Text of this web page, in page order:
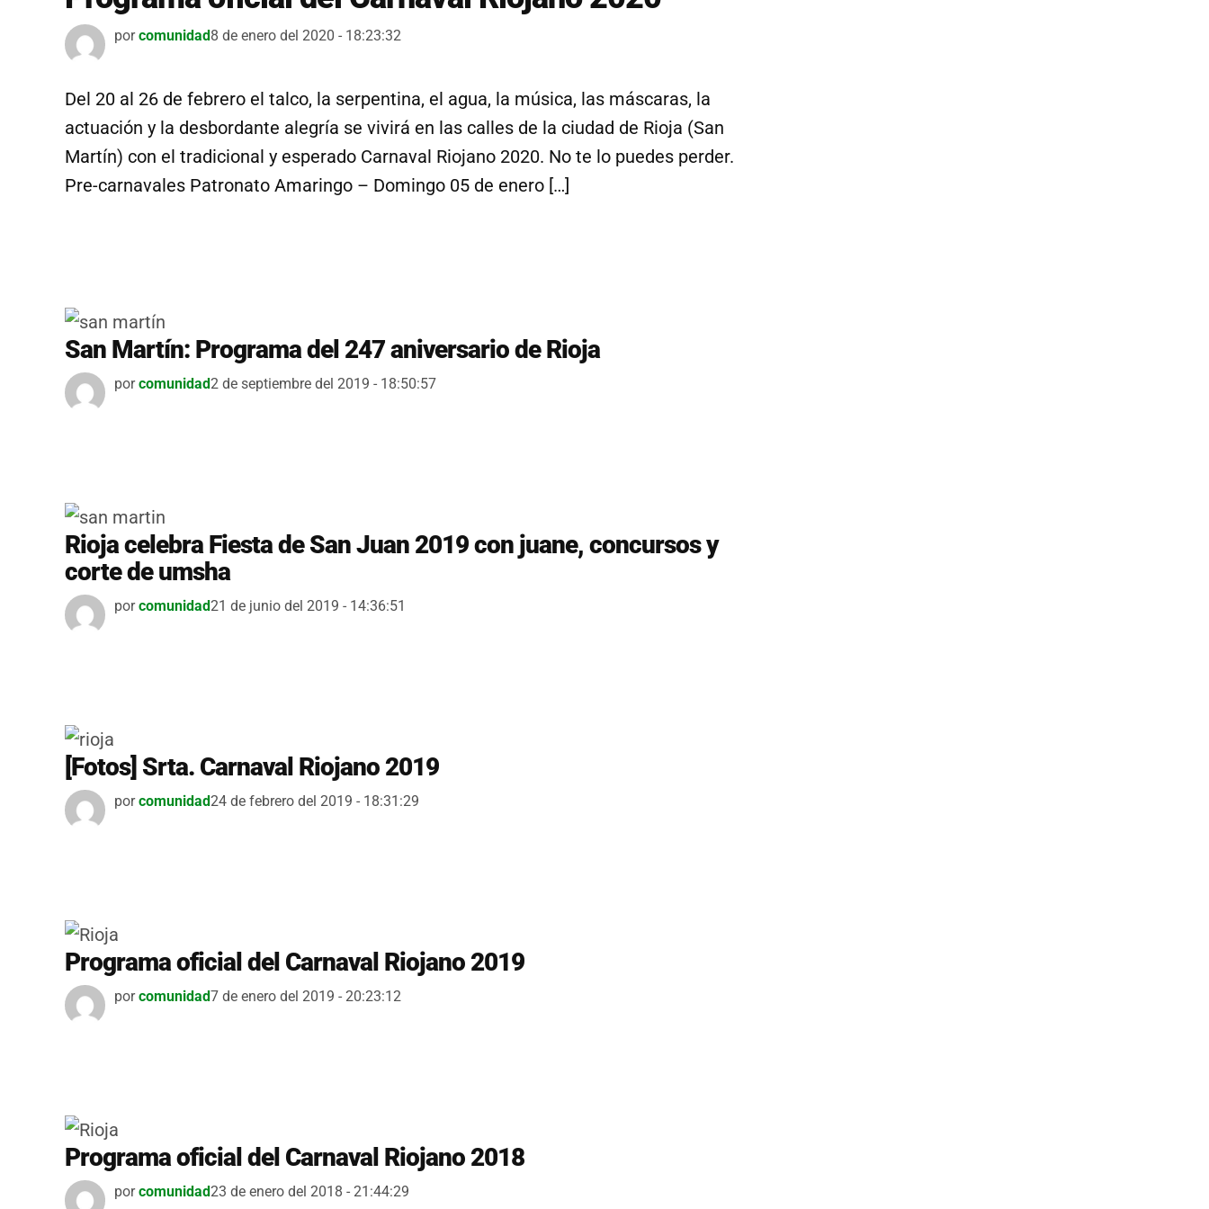
por comunidad8 de enero del 2020 - 18:23:32
Del 20 al 26 de febrero el talco, la serpentina, el agua, la música, las máscaras, la
actuación y la desbordante alegría se vivirá en las calles de la ciudad de Rioja (San
Martín) con el tradicional y esperado Carnaval Riojano 2020. No te lo puedes perder.
Pre-carnavales Patronato Amaringo – Domingo 05 de enero […]
San Martín: Programa del 247 aniversario de Rioja
por comunidad2 de septiembre del 2019 - 18:50:57
Rioja celebra Fiesta de San Juan 2019 con juane, concursos y
corte de umsha
por comunidad21 de junio del 2019 - 14:36:51
[Fotos] Srta. Carnaval Riojano 2019
por comunidad24 de febrero del 2019 - 18:31:29
Programa oficial del Carnaval Riojano 2019
por comunidad7 de enero del 2019 - 20:23:12
Programa oficial del Carnaval Riojano 2018
por comunidad23 de enero del 2018 - 21:44:29